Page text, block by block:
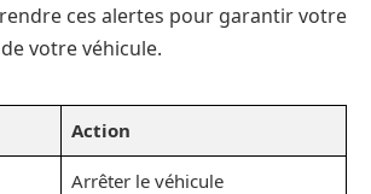
ces alertes pour garantir votre
votre véhicule.
Action
Arrêter le véhicule